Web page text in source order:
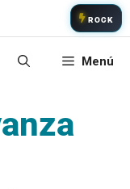
ROCK
Menú